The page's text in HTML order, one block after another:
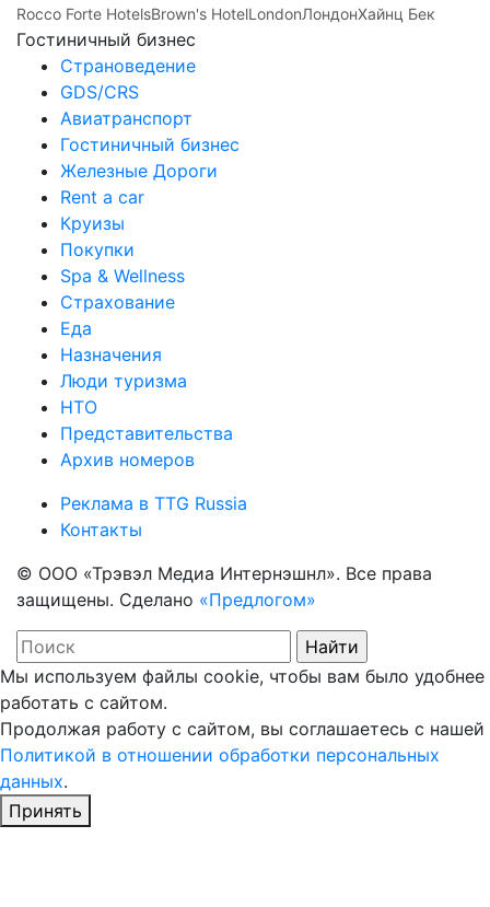
Rocco Forte HotelsBrown's HotelLondonЛондонХайнц Бек
Гостиничный бизнес
Страноведение
GDS/CRS
Авиатранспорт
Гостиничный бизнес
Железные Дороги
Rent a car
Круизы
Покупки
Spa & Wellness
Страхование
Еда
Назначения
Люди туризма
НТО
Представительства
Архив номеров
Реклама в TTG Russia
Контакты
© ООО «Трэвэл Медиа Интернэшнл». Все права
защищены. Сделано «Предлогом»
Мы используем файлы cookie, чтобы вам было удобнее
работать с сайтом.
Продолжая работу с сайтом, вы соглашаетесь с нашей
Политикой в отношении обработки персональных
данных.
Принять